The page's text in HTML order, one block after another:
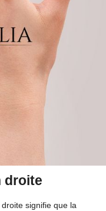
droite
droite signifie que la